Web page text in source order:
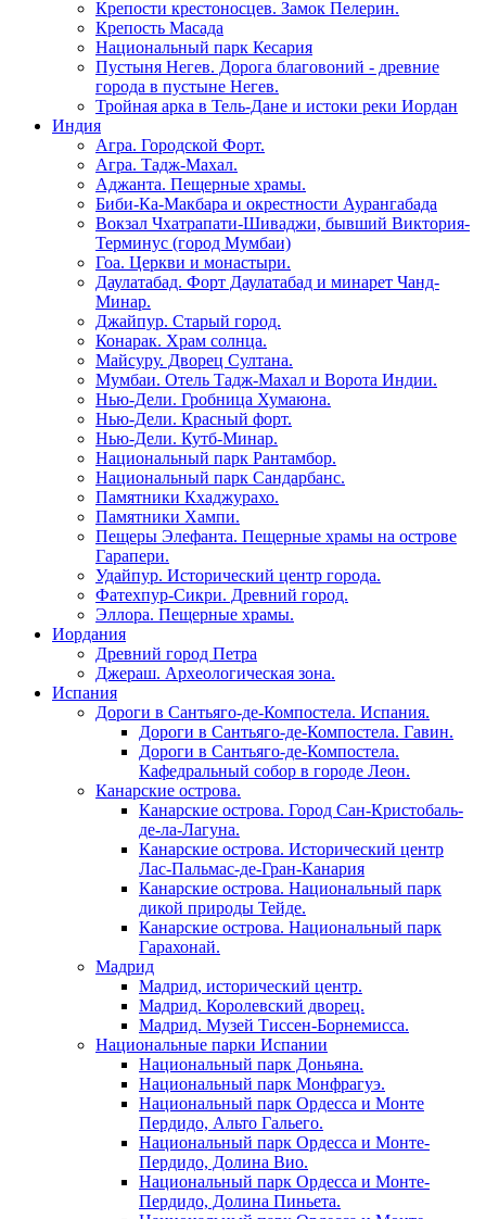
Крепости крестоносцев. Замок Пелерин.
Крепость Масада
Национальный парк Кесария
Пустыня Негев. Дорога благовоний - древние
города в пустыне Негев.
Тройная арка в Тель-Дане и истоки реки Иордан
Индия
Агра. Городской Форт.
Агра. Тадж-Махал.
Аджанта. Пещерные храмы.
Биби-Ка-Макбара и окрестности Аурангабада
Вокзал Чхатрапати-Шиваджи, бывший Виктория-
Терминус (город Мумбаи)
Гоа. Церкви и монастыри.
Даулатабад. Форт Даулатабад и минарет Чанд-
Минар.
Джайпур. Старый город.
Конарак. Храм солнца.
Майсуру. Дворец Султана.
Мумбаи. Отель Тадж-Махал и Ворота Индии.
Нью-Дели. Гробница Хумаюна.
Нью-Дели. Красный форт.
Нью-Дели. Кутб-Минар.
Национальный парк Рантамбор.
Национальный парк Сандарбанс.
Памятники Кхаджурахо.
Памятники Хампи.
Пещеры Элефанта. Пещерные храмы на острове
Гарапери.
Удайпур. Исторический центр города.
Фатехпур-Сикри. Древний город.
Эллора. Пещерные храмы.
Иордания
Древний город Петра
Джераш. Археологическая зона.
Испания
Дороги в Сантьяго-де-Компостела. Испания.
Дороги в Сантьяго-де-Компостела. Гавин.
Дороги в Сантьяго-де-Компостела.
Кафедральный собор в городе Леон.
Канарские острова.
Канарские острова. Город Сан-Кристобаль-
де-ла-Лагуна.
Канарские острова. Исторический центр
Лас-Пальмас-де-Гран-Канария
Канарские острова. Национальный парк
дикой природы Тейде.
Канарские острова. Национальный парк
Гарахонай.
Мадрид
Мадрид, исторический центр.
Мадрид. Королевский дворец.
Мадрид. Музей Тиссен-Борнемисса.
Национальные парки Испании
Национальный парк Доньяна.
Национальный парк Монфрагуэ.
Национальный парк Ордесса и Монте
Пердидо, Альто Гальего.
Национальный парк Ордесса и Монте-
Пердидо, Долина Вио.
Национальный парк Ордесса и Монте-
Пердидо, Долина Пиньета.